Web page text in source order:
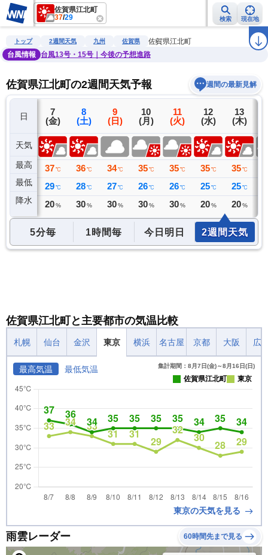
佐賀県江北町
37/29 検索 現在地
雨雲レーダー 台風情報 地震情報 警報・注意報 ラ
トップ 2週間天気 九州 佐賀県
佐賀県江北町
台風情報
台風13号・15号｜今後の予想進路
佐賀県江北町の2週間天気予報 週間の最新見解
日
天気
最高
最低
降水
6
(木)
37 ℃
26 ℃
0 ミリ
7
(金)
37 ℃
29 ℃
20 %
8
(土)
36 ℃
28 ℃
30 %
9
(日)
34 ℃
27 ℃
30 %
10
(月)
35 ℃
26 ℃
30 %
11
(火)
35 ℃
26 ℃
30 %
12
(水)
35 ℃
25 ℃
20 %
13
(木)
35 ℃
25 ℃
20 %
5分毎 1時間毎 今日明日 2週間天気
佐賀県江北町と主要都市の気温比較
札幌 仙台 金沢 東京 横浜 名古屋 京都 大阪 広
最高気温 最低気温 集計期間：8月7日(金)～8月16日(日)
佐賀県江北町 東京
東京の天気を見る
雨雲レーダー 60時間先まで見る